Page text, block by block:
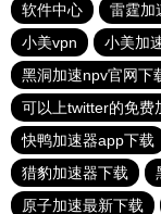
软件中心
雷霆加
小美vpn
小美加
黑洞加速npv官网下
可以上twitter的免费
快鸭加速器app下载
猎豹加速器下载
原子加速最新下载